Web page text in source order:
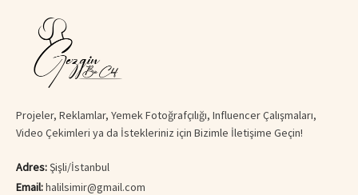
Projeler, Reklamlar, Yemek Fotoğrafçılığı, Influencer Çalışmaları,
Video Çekimleri ya da İstekleriniz için Bizimle İletişime Geçin!
Adres:Şişli/İstanbul
Email:halilsimir@gmail.com